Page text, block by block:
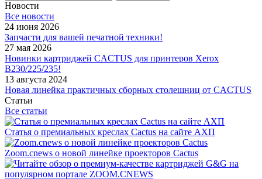
Новости
Все новости
24 июня 2026
Запчасти для вашей печатной техники!
27 мая 2026
Новинки картриджей CACTUS для принтеров Xerox
B230/225/235!
13 августа 2024
Новая линейка практичных сборных столешниц от CACTUS
Статьи
Все статьи
Статья о премиальных креслах Cactus на сайте АХП
Zoom.cnews о новой линейке проекторов Cactus